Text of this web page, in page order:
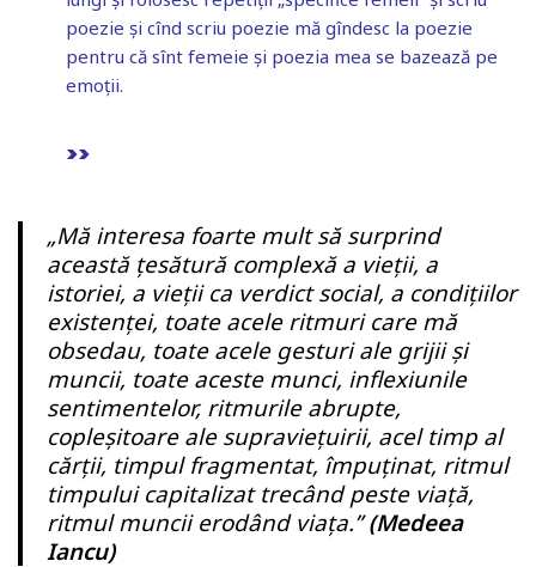
poezie și cînd scriu poezie mă gîndesc la poezie
pentru că sînt femeie și poezia mea se bazează pe
emoții.
>>
„Mă interesa foarte mult să surprind
această țesătură complexă a vieții, a
istoriei, a vieții ca verdict social, a condițiilor
existenței, toate acele ritmuri care mă
obsedau, toate acele gesturi ale grijii și
muncii, toate aceste munci, inflexiunile
sentimentelor, ritmurile abrupte,
copleșitoare ale supraviețuirii, acel timp al
cărții, timpul fragmentat, împuținat, ritmul
timpului capitalizat trecând peste viață,
ritmul muncii erodând viața.”(Medeea
Iancu)